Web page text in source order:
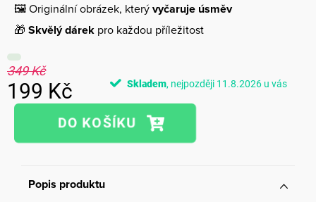
🖼️ Originální obrázek, kterývyčaruje úsměv
🎁 Skvělý dárek pro každou příležitost
349 Kč
199 Kč
Měrná
Skladem 11.8.2026
Popis produktu